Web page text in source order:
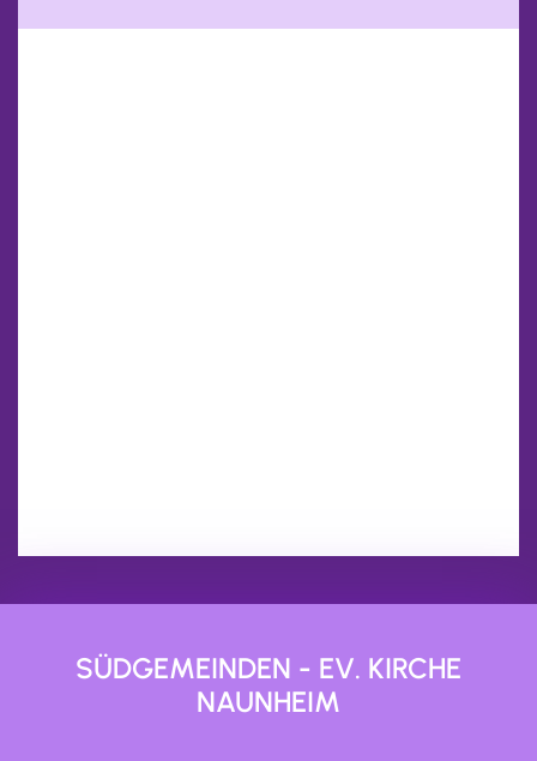
SÜDGEMEINDEN - EV. KIRCHE
NAUNHEIM